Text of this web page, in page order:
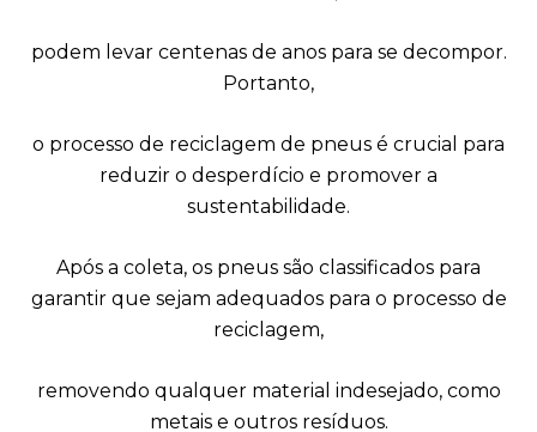
podem levar centenas de anos para se decompor.
Portanto,
o processo de reciclagem de pneus é crucial para
reduzir o desperdício e promover a
sustentabilidade.
Após a coleta, os pneus são classificados para
garantir que sejam adequados para o processo de
reciclagem,
removendo qualquer material indesejado, como
metais e outros resíduos.